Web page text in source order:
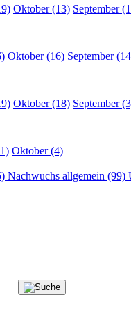
Oktober (13) September
Oktober (16) September
Oktober (18) September
Oktober (4)
Nachwuchs allgemein (99)